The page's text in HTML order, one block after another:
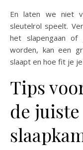
En laten we niet
sleutelrol speelt.
het slapengaan
worden, kan een
slaapt en hoe fit je
Tips
de juiste